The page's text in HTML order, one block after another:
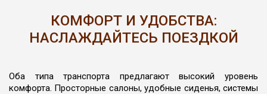
КОМФОРТ И УДОБСТВА:
НАСЛАЖДАЙТЕСЬ ПОЕЗДКОЙ
Оба типа транспорта предлагают высокий уровень
комфорта. Просторные салоны, удобные сиденья, системы